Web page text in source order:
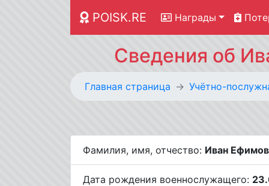
POISK.RE Награды
Сведения об
Главная страница Учётно-
Фамилия, имя, отчество: Иван
Дата рождения военнослужащего: